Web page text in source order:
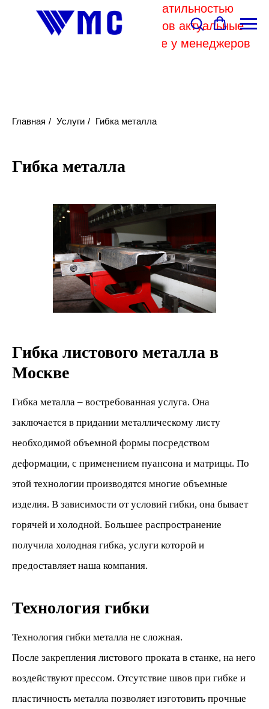
В связи с высокой волатильностью
отпускных цен комбинатов актуальные
цены на металл уточняйте у менеджеров
Главная / Услуги / Гибка металла
Гибка металла
Гибка листового металла в
Москве
Гибка металла – востребованная услуга. Она
заключается в придании металлическому листу
необходимой объемной формы посредством
деформации, с применением пуансона и матрицы. По
этой технологии производятся многие объемные
изделия. В зависимости от условий гибки, она бывает
горячей и холодной. Большее распространение
получила холодная гибка, услуги которой и
предоставляет наша компания.
Технология гибки
Технология гибки металла не сложная.
После закрепления листового проката в станке, на него
воздействуют прессом. Отсутствие швов при гибке и
пластичность металла позволяет изготовить прочные